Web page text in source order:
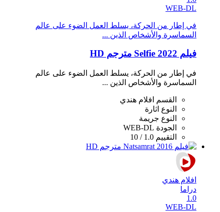
WEB-DL
في إطار من الحركة، يسلط العمل الضوء على عالم
السماسرة والأشخاص الذين ...
فيلم Selfie 2022 مترجم HD
في إطار من الحركة، يسلط العمل الضوء على عالم
السماسرة والأشخاص الذين ...
القسم
افلام هندي
النوع اثارة
النوع جريمة
الجودة WEB-DL
التقييم 1.0 / 10
افلام هندي
دراما
1.0
WEB-DL